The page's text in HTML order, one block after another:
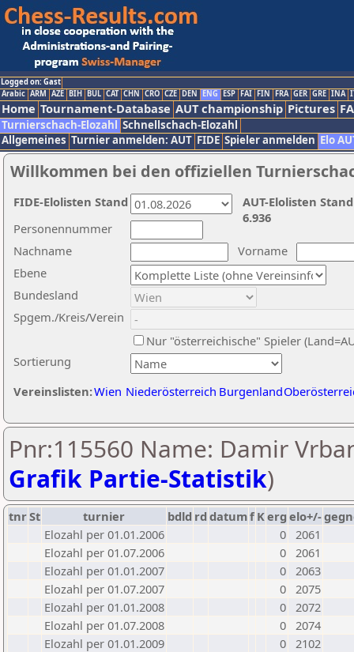
Logged on: Gast
Arabic ARM AZE BIH BUL CAT CHN CRO CZE DEN ENG ESP FAI FIN FRA GER GRE INA
Home Tournament-Database AUT championship Pictures
Turnierschach-Elozahl Schnellschach-Elozahl
Allgemeines Turnier anmelden: AUT FIDE Spieler anmelden Elo
Willkommen bei den offiziellen
Nachname
Vorname
Ebene
Sortierung
Personennummer
Bundesland
Spgem./Kreis/Verein
Nur "österreichische" Spieler
Vereinslisten:Wien Niederösterreich Burgenland
AUT-Elolisten
6.936
FIDE-Elolisten Stand
Pnr:115560 Name: Damir
Grafik Partie-Statistik)
tnrSt turnier bdld rd datumf Kerg elo+/-
Elozahl per 01.01.2006
0 2061
Elozahl per 01.07.2006
0 2061
Elozahl per 01.01.2007
0 2063
Elozahl per 01.07.2007
0 2075
Elozahl per 01.01.2008
0 2072
Elozahl per 01.07.2008
0 2074
Elozahl per 01.01.2009
0 2102